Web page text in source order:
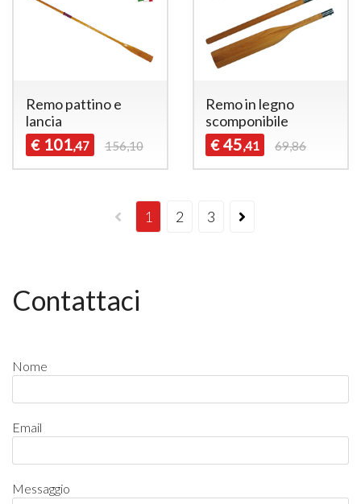
Remo pattino e
lancia
€ 101,47 156,10
Remo in legno
scomponibile
€ 45,41 69,86
1 2 3
Contattaci
Nome
Email
Messaggio